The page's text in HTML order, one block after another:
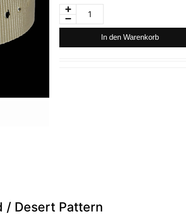
In den Warenkorb
/ Desert Pattern